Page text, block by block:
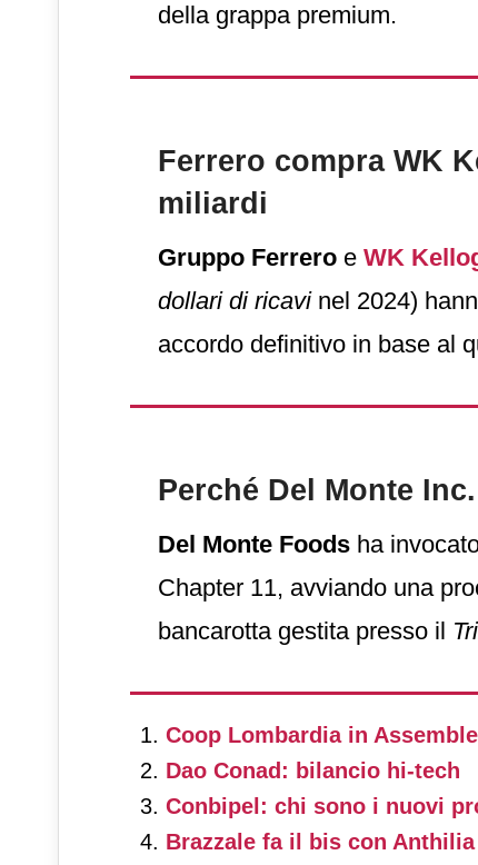
della grappa premium.
Ferrero compra WK
miliardi
Gruppo Ferrero e WK
dollari di ricavinel 2024)
accordo definitivo in base al
Perché Del Monte
Del Monte Foods ha
Chapter 11, avviando una
bancarotta gestita presso il
collegate fuori dagli Usa.
prevista una vendita
asset.
Coop Lombardia in
Dao Conad: bilancio hi-tech
Conbipel: chi sono i nuovi
Brazzale fa il bis con Anthilia